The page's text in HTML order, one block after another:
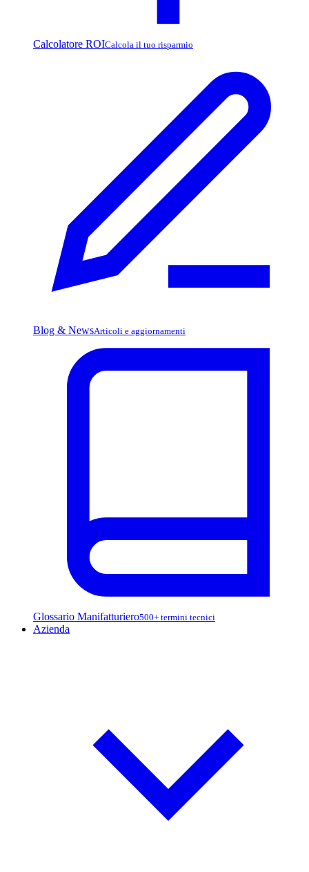
Calcolatore ROICalcola il tuo risparmio
Blog & NewsArticoli e aggiornamenti
Glossario Manifatturiero500+ termini tecnici
Azienda